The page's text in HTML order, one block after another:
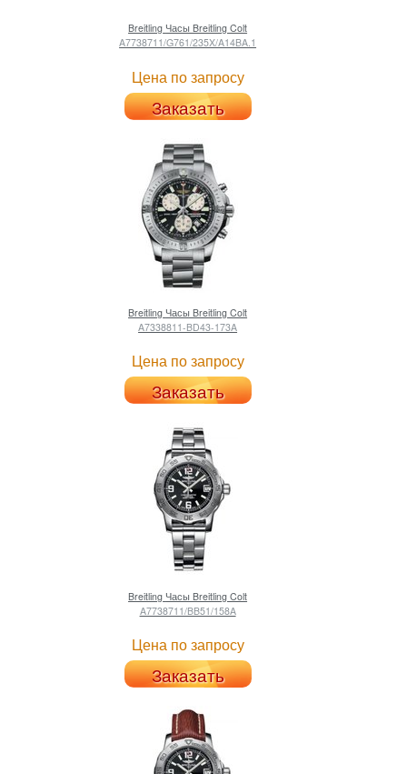
Breitling Часы Breitling Colt
A7738711/G761/235X/A14BA.1
Цена по запросу
Заказать
Breitling Часы Breitling Colt
A7338811-BD43-173A
Цена по запросу
Заказать
Breitling Часы Breitling Colt
A7738711/BB51/158A
Цена по запросу
Заказать